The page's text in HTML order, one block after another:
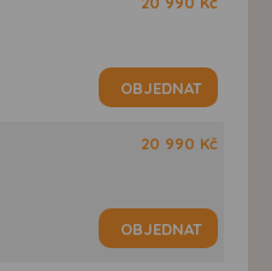
OBJEDNAT
20 990 Kč
OBJEDNAT